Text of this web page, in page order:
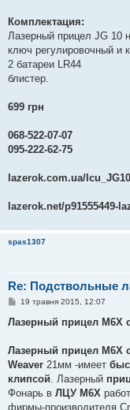
Комплектация:
Лазерный прицел JG 10
ключ регулировочный и
2 батареи LR44
блистер.
699 грн
068-522-07-07
095-222-62-75
lazerok.com.ua/
lazerok.net/p91555449-
spas1307
Re: Подствольные
П
в
о
л
е
н
я
19 травня 2015, 12:07
Лазерный прицел М6Х
Лазерный прицел М6Х
Weaver 21мм -имеет
клипсой . Лазерный
Фонарь в ЛЦУ М6Х
фирмы-производителя